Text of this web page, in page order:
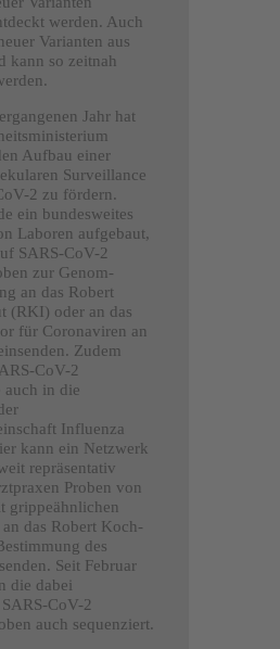
werden. Auch
Varianten aus
kann so zeitnah
Jahr hat
Aufbau einer
Surveillance
2 zu fördern.
ein bundesweites
Laboren aufgebaut,
SARS-CoV-2
zur Genom­
an das Robert
(RKI) oder an das
für Coronaviren an
Zudem
CoV-2
auch in die
Influenza
kann ein Netzwerk
repräsentativ
Proben von
grippeähnlichen
das Robert Koch-
des
Seit Februar
die dabei
CoV-2
auch sequenziert.